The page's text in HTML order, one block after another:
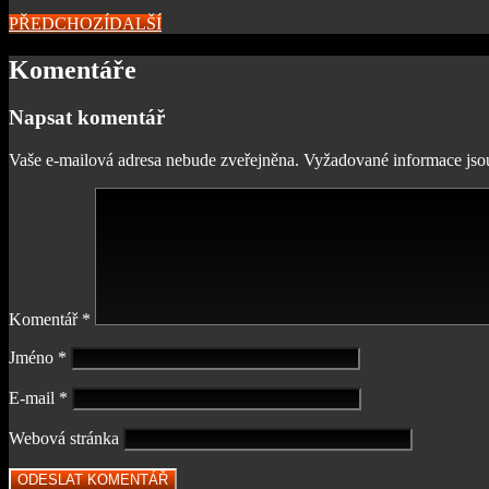
PŘEDCHOZÍDALŠÍ
Komentáře
Napsat komentář
Vaše e-mailová adresa nebude zveřejněna. Vyžadované informace
Komentář *
Jméno *
E-mail *
Webová stránka